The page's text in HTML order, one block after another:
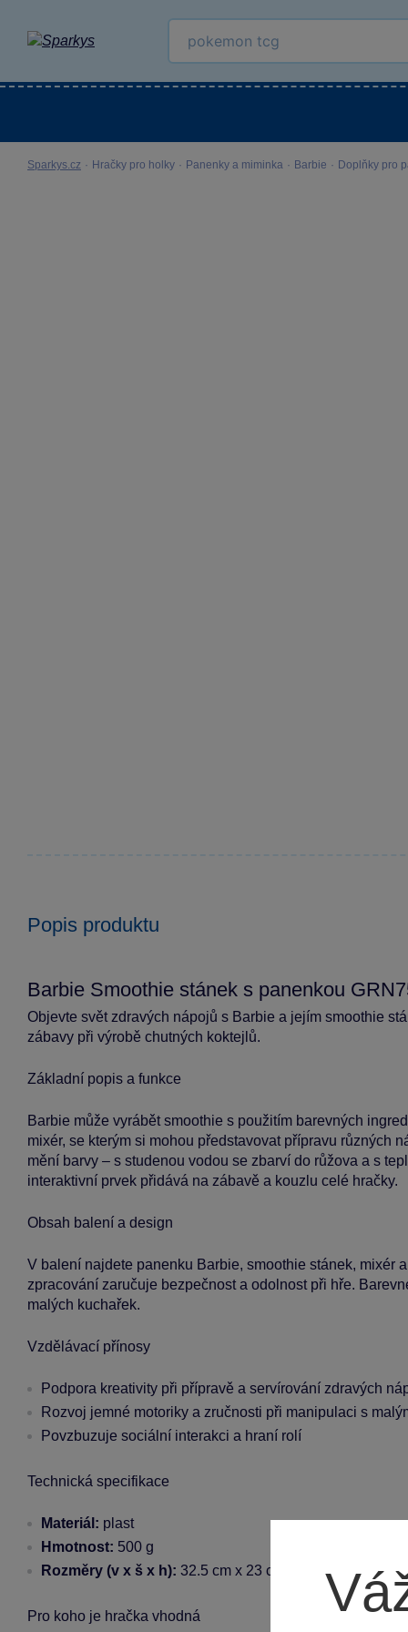
Sparkys.cz · Hračky pro holky · Panenky a miminka · Barbie · Doplňky pro
Popis produktu
Barbie Smoothie stánek s panenkou
Objevte svět zdravých nápojů s Barbie a jejím smoothie
zábavy při výrobě chutných koktejlů.
Základní popis a funkce
Barbie může vyrábět smoothie s použitím barevných
mixér, se kterým si mohou představovat přípravu různých
mění barvy – s studenou vodou se zbarví do růžova a s
interaktivní prvek přidává na zábavě a kouzlu celé hračky.
Obsah balení a design
V balení najdete panenku Barbie, smoothie stánek, mixér
zpracování zaručuje bezpečnost a odolnost při hře.
malých kuchařek.
Vzdělávací přínosy
Podpora kreativity při přípravě a servírování zdravých
Rozvoj jemné motoriky a zručnosti při manipulaci s
Povzbuzuje sociální interakci a hraní rolí
Technická specifikace
Materiál: plast
Hmotnost: 500 g
Rozměry (v x š x h): 32.5 cm x 23 cm x 6.5 cm
Pro koho je hračka vhodná